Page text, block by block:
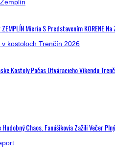
Mieria S Predstavením KORENE
Kostoly Počas Otváracieho Víkendu
Chaos. Fanúšikovia Zažili Večer